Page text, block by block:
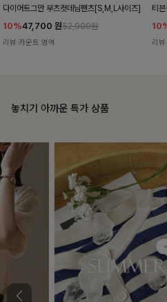
다이어트그만 부츠컷데님팬츠[S,M,L사이즈]
10%47,700 원52,900원
리뷰 카운트 영역
티
리
놓치기 아까운 특가 상품